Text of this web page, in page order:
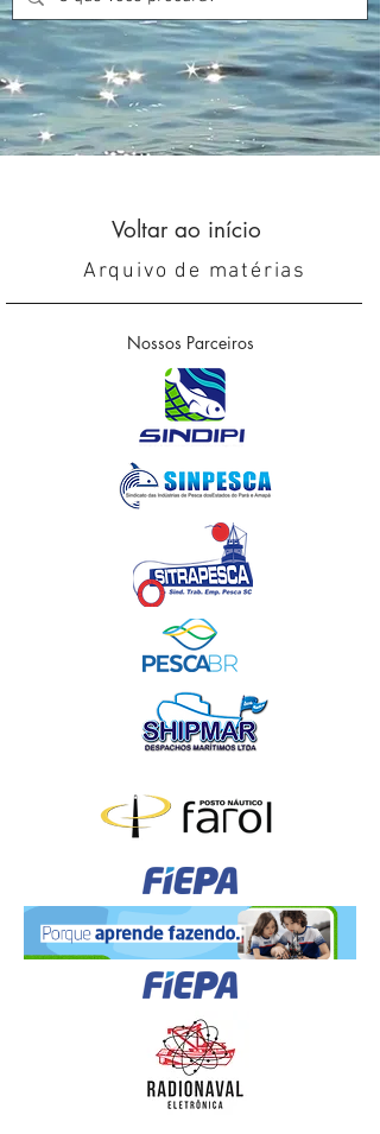
Voltar ao início
Arquivo de matérias
Nossos Parceiros